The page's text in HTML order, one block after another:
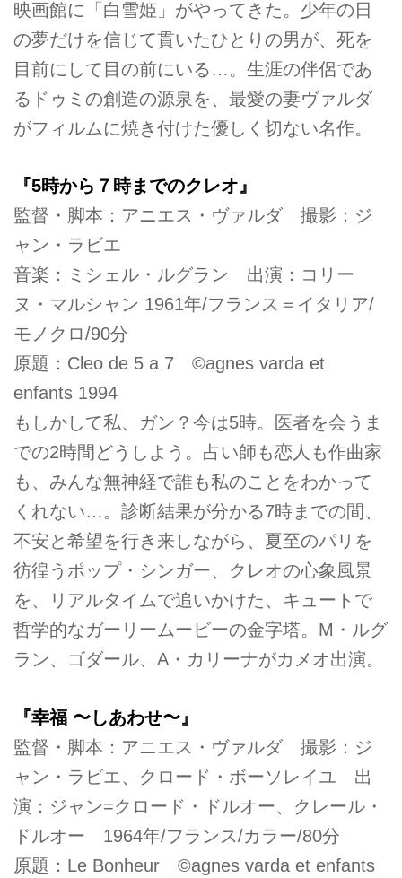
映画館に「白雪姫」がやってきた。少年の日
の夢だけを信じて貫いたひとりの男が、死を
目前にして目の前にいる…。生涯の伴侶であ
るドゥミの創造の源泉を、最愛の妻ヴァルダ
がフィルムに焼き付けた優しく切ない名作。
『5時から７時までのクレオ』
監督・脚本：アニエス・ヴァルダ 撮影：ジ
ャン・ラビエ
音楽：ミシェル・ルグラン 出演：コリー
ヌ・マルシャン 1961年/フランス＝イタリア/
モノクロ/90分
原題：Cleo de 5 a 7 ©agnes varda et
enfants 1994
もしかして私、ガン？今は5時。医者を会うま
での2時間どうしよう。占い師も恋人も作曲家
も、みんな無神経で誰も私のことをわかって
くれない…。診断結果が分かる7時までの間、
不安と希望を行き来しながら、夏至のパリを
彷徨うポップ・シンガー、クレオの心象風景
を、リアルタイムで追いかけた、キュートで
哲学的なガーリームービーの金字塔。M・ルグ
ラン、ゴダール、A・カリーナがカメオ出演。
『幸福 〜しあわせ〜』
監督・脚本：アニエス・ヴァルダ 撮影：ジ
ャン・ラビエ、クロード・ボーソレイユ 出
演：ジャン=クロード・ドルオー、クレール・
ドルオー 1964年/フランス/カラー/80分
原題：Le Bonheur ©agnes varda et enfants